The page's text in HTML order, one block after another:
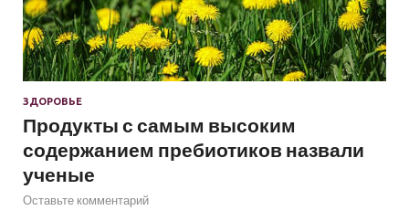
ЗДОРОВЬЕ
Продукты с самым высоким
содержанием пребиотиков назвали
ученые
Оставьте комментарий